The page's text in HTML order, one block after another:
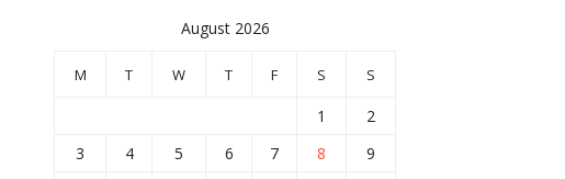
August 2026
M T W T F S S
1
2
3
4 5 6 7 8
9